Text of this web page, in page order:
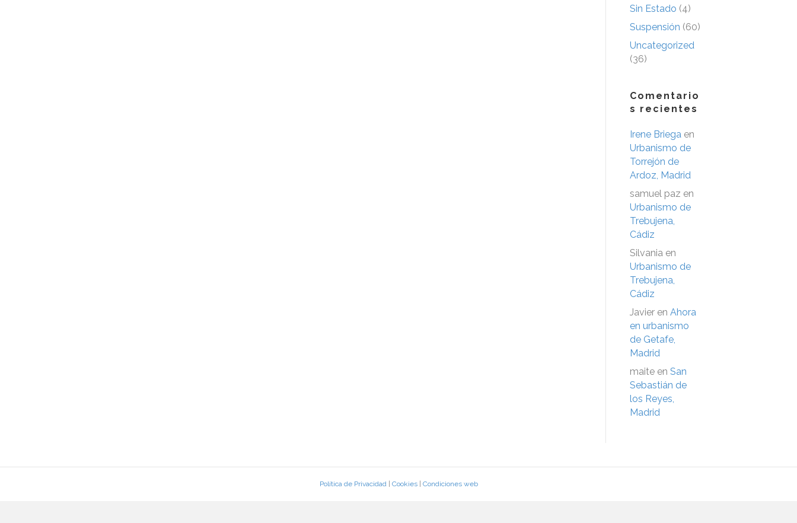
Sin Estado (4)
Suspensión (60)
Uncategorized
(36)
Comentario
s recientes
Irene Briega en
Urbanismo de
Torrejón de
Ardoz, Madrid
samuel paz en
Urbanismo de
Trebujena,
Cádiz
Silvania en
Urbanismo de
Trebujena,
Cádiz
Javier en Ahora
en urbanismo
de Getafe,
Madrid
maite en San
Sebastián de
los Reyes,
Madrid
Política de Privacidad| Cookies| Condiciones web